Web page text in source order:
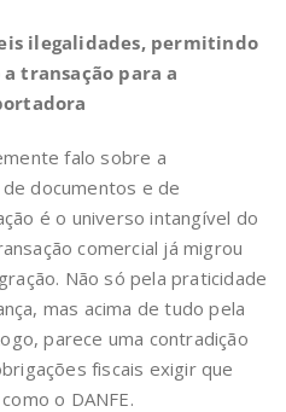
ilegalidades, permitindo
transação para a
falo sobre a
documentos e de
é o universo intangível do
comercial já migrou
Não só pela praticidade
mas acima de tudo pela
parece uma contradição
fiscais exigir que
o DANFE.